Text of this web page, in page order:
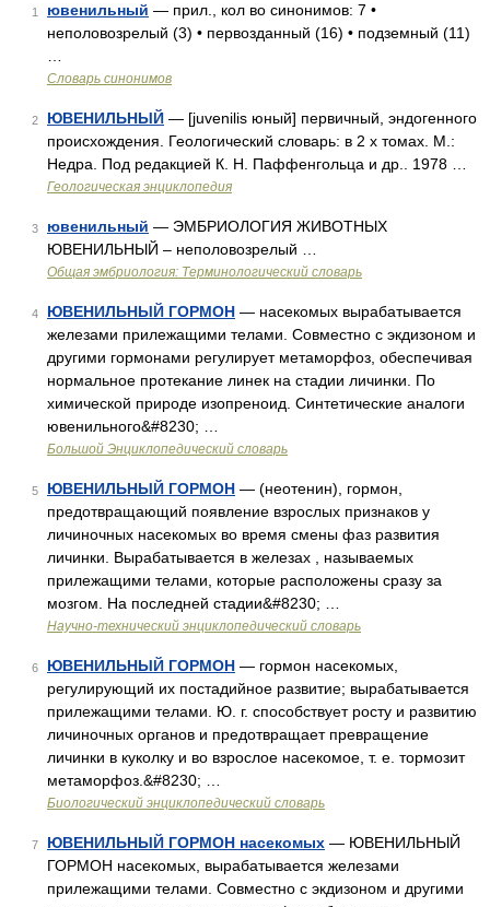
1 ювенильный — прил., кол во синонимов: 7 •
неполовозрелый (3) • первозданный (16) • подземный (11)
Словарь синонимов
2 ЮВЕНИЛЬНЫЙ — [juvenilis юный] первичный, эндогенного
происхождения. Геологический словарь: в 2 х томах. М.:
Недра. Под редакцией К. Н. Паффенгольца и др.. 1978 …
Геологическая энциклопедия
3 ювенильный — ЭМБРИОЛОГИЯ ЖИВОТНЫХ
ЮВЕНИЛЬНЫЙ – неполовозрелый …
Общая эмбриология: Терминологический словарь
4 ЮВЕНИЛЬНЫЙ ГОРМОН — насекомых вырабатывается
железами прилежащими телами. Совместно с экдизоном и
другими гормонами регулирует метаморфоз, обеспечивая
нормальное протекание линек на стадии личинки. По
химической природе изопреноид. Синтетические аналоги
ювенильного&#8230; …
Большой Энциклопедический словарь
5 ЮВЕНИЛЬНЫЙ ГОРМОН — (неотенин), гормон,
предотвращающий появление взрослых признаков у
личиночных насекомых во время смены фаз развития
личинки. Вырабатывается в железах , называемых
прилежащими телами, которые расположены сразу за
мозгом. На последней стадии&#8230; …
Научно-технический энциклопедический словарь
6 ЮВЕНИЛЬНЫЙ ГОРМОН — гормон насекомых,
регулирующий их постадийное развитие; вырабатывается
прилежащими телами. Ю. г. способствует росту и развитию
личиночных органов и предотвращает превращение
личинки в куколку и во взрослое насекомое, т. е. тормозит
метаморфоз.&#8230; …
Биологический энциклопедический словарь
7 ЮВЕНИЛЬНЫЙ ГОРМОН насекомых — ЮВЕНИЛЬНЫЙ
ГОРМОН насекомых, вырабатывается железами
прилежащими телами. Совместно с экдизоном и другими